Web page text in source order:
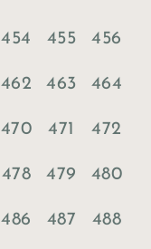
454 455 456
462 463 464
470 471 472
478 479 480
486 487 488